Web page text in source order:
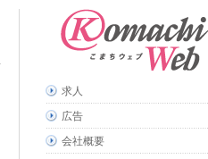
求人
広告
会社概要